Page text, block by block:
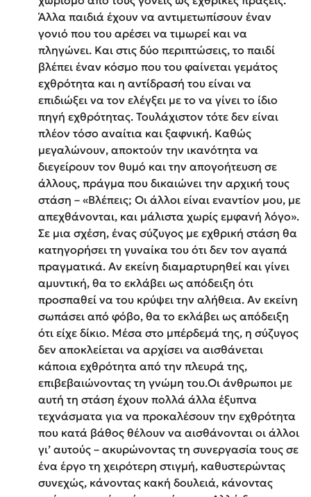
Άλλα παιδιά έχουν να αντιμετωπίσουν έναν
γονιό που του αρέσει να τιμωρεί και να
πληγώνει. Και στις δύο περιπτώσεις, το παιδί
βλέπει έναν κόσμο που του φαίνεται γεμάτος
εχθρότητα και η αντίδρασή του είναι να
επιδιώξει να τον ελέγξει με το να γίνει το ίδιο
πηγή εχθρότητας. Τουλάχιστον τότε δεν είναι
πλέον τόσο αναίτια και ξαφνική. Καθώς
μεγαλώνουν, αποκτούν την ικανότητα να
διεγείρουν τον θυμό και την απογοήτευση σε
άλλους, πράγμα που δικαιώνει την αρχική τους
στάση – «Βλέπεις; Οι άλλοι είναι εναντίον μου, με
απεχθάνονται, και μάλιστα χωρίς εμφανή λόγο».
Σε μια σχέση, ένας σύζυγος με εχθρική στάση θα
κατηγορήσει τη γυναίκα του ότι δεν τον αγαπά
πραγματικά. Αν εκείνη διαμαρτυρηθεί και γίνει
αμυντική, θα το εκλάβει ως απόδειξη ότι
προσπαθεί να του κρύψει την αλήθεια. Αν εκείνη
σωπάσει από φόβο, θα το εκλάβει ως απόδειξη
ότι είχε δίκιο. Μέσα στο μπέρδεμά της, η σύζυγος
δεν αποκλείεται να αρχίσει να αισθάνεται
κάποια εχθρότητα από την πλευρά της,
επιβεβαιώνοντας τη γνώμη του.Οι άνθρωποι με
αυτή τη στάση έχουν πολλά άλλα έξυπνα
τεχνάσματα για να προκαλέσουν την εχθρότητα
που κατά βάθος θέλουν να αισθάνονται οι άλλοι
γι’ αυτούς – ακυρώνοντας τη συνεργασία τους σε
ένα έργο τη χειρότερη στιγμή, καθυστερώντας
συνεχώς, κάνοντας κακή δουλειά, κάνοντας